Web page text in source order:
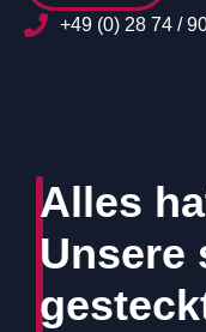
+49 (0) 28 74 /
Alles
Unsere